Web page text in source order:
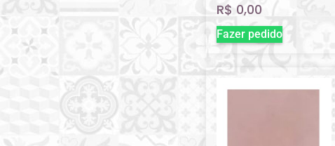
R$ 0,00
Fazer pedido